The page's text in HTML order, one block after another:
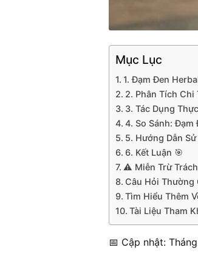
Mục Lục
1. Đạm Đen
2. Phân Tích Chi
3. Tác Dụng
4. So Sánh: Đạm
5. Hướng Dẫn
6. Kết Luận 🎯
⚠️ Miễn Trừ
Câu Hỏi Thường
Tìm Hiểu Thêm
Tài Liệu Tham
📅 Cập nhật: